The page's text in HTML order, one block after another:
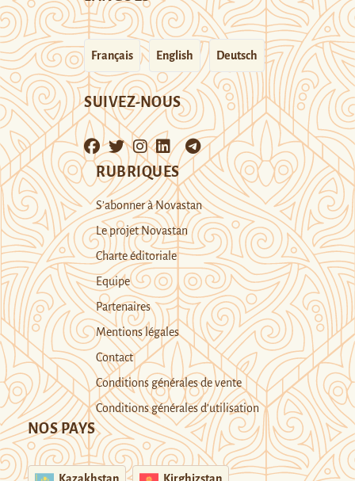
Français English Deutsch
SUIVEZ-NOUS
RUBRIQUES
S’abonner à Novastan
Le projet Novastan
Charte éditoriale
Equipe
Partenaires
Mentions légales
Contact
Conditions générales de vente
Conditions générales d’utilisation
NOS PAYS